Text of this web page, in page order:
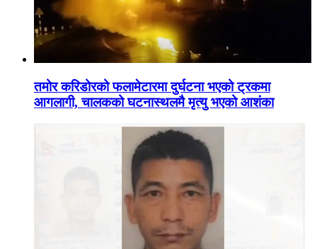
तमोर करिडोरको फलामेटारमा दुर्घटना भएको ट्रकमा
आगलागी, चालकको घटनास्थलमै मृत्यु भएको आशंका